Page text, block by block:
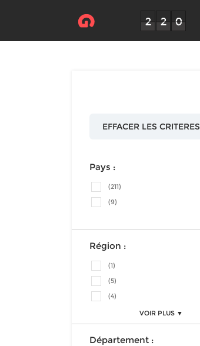
EFFACER LES CRITERES
Pays :
(211)
(9)
Région :
(1)
(5)
(4)
VOIR PLUS ▼
Département :